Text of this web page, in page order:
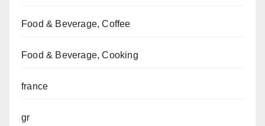
Food & Beverage, Coffee
Food & Beverage, Cooking
france
gr